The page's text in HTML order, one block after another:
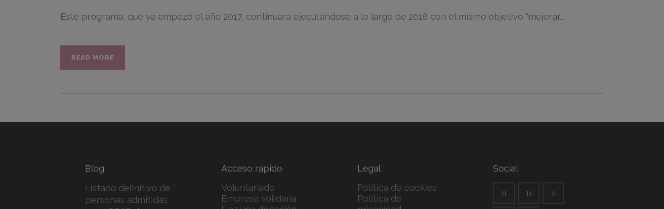
Este programa, que ya empezó el año 2017, continuará ejecutándose a lo largo de 2018 con el mismo objetivo “mejorar...
READ MORE
Blog
Listado definitivo de
personas admitidas
Acceso rápido
Voluntariado
Empresa solidaria
Legal
Política de cookies
Política de
Social